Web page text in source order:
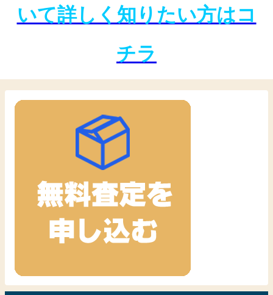
いて詳しく知りたい方はコ
チラ